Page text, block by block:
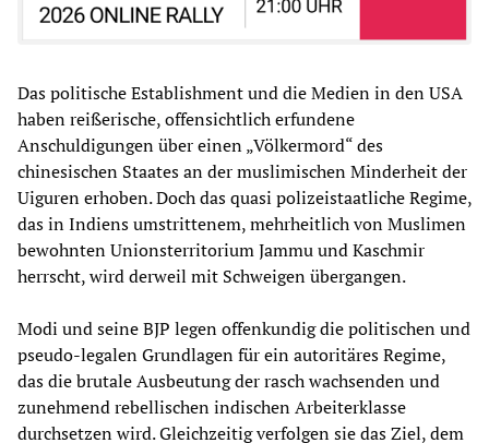
Das politische Establishment und die Medien in den USA
haben reißerische, offensichtlich erfundene
Anschuldigungen über einen „Völkermord“ des
chinesischen Staates an der muslimischen Minderheit der
Uiguren erhoben. Doch das quasi polizeistaatliche Regime,
das in Indiens umstrittenem, mehrheitlich von Muslimen
bewohnten Unionsterritorium Jammu und Kaschmir
herrscht, wird derweil mit Schweigen übergangen.
Modi und seine BJP legen offenkundig die politischen und
pseudo-legalen Grundlagen für ein autoritäres Regime,
das die brutale Ausbeutung der rasch wachsenden und
zunehmend rebellischen indischen Arbeiterklasse
durchsetzen wird. Gleichzeitig verfolgen sie das Ziel, dem